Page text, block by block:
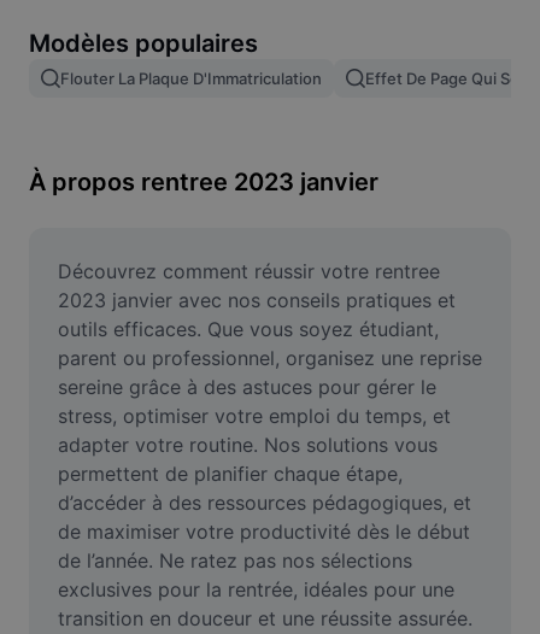
Fusion d'images
Redimensionner une image
Générateur de mèmes
AI Text Remover
AI People Remover
AI Inpainting
Face Cutout
Vidéo
Suppression de l'arrière-plan de vidéos
Modèles populaires
Flouter La Plaque D'Immatriculation Effet De Page Qui Se
À propos rentree 2023 janvier
Découvrez comment réussir votre rentree
2023 janvier avec nos conseils pratiques et
outils efficaces. Que vous soyez étudiant,
parent ou professionnel, organisez une reprise
sereine grâce à des astuces pour gérer le
stress, optimiser votre emploi du temps, et
adapter votre routine. Nos solutions vous
permettent de planifier chaque étape,
d’accéder à des ressources pédagogiques, et
de maximiser votre productivité dès le début
de l’année. Ne ratez pas nos sélections
exclusives pour la rentrée, idéales pour une
transition en douceur et une réussite assurée.